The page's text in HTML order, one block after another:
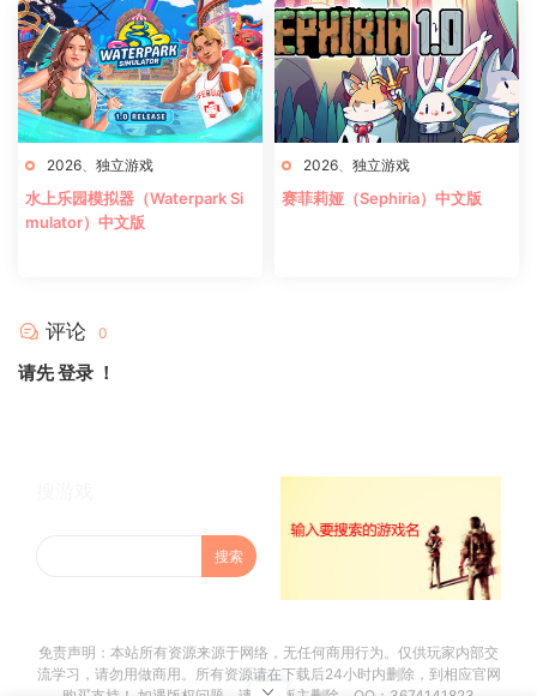
2026 独立游戏
水上乐园模拟器（Waterpark Si
mulator）中文版
2026 独立游戏
赛菲莉娅（Sephiria）中文版
评论 0
请先登录 ！
免责声明：本站所有资源来源于网络，无任何商用行为。仅供玩家内部交
流学习，请勿用做商用。所有资源请在下载后24小时内删除，到相应官网